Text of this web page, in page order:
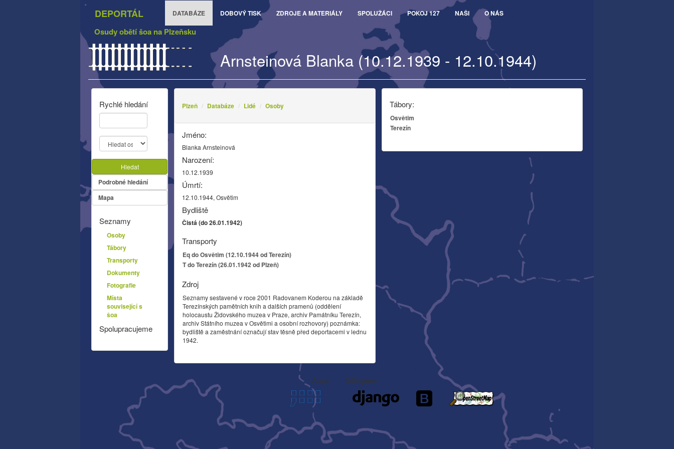
DEPORTÁL DATABÁZE DOBOVÝ TISK ZDROJE A MATERIÁLY SPOLUŽÁCI POKOJ 127 NAŠI O NÁS
Osudy obětí šoa na Plzeňsku
Arnsteinová Blanka (10.12.1939 - 12.10.1944)
Tábory:
Osvětim
Terezín
Plzeň Databáze Lidé Osoby
Jméno:
Blanka Arnsteinová
Narození:
10.12.1939
Úmrtí:
12.10.1944, Osvětim
Bydliště
Čistá (do 26.01.1942)
Transporty
Eq do Osvětim (12.10.1944 od Terezín)
T do Terezín (26.01.1942 od Plzeň)
Zdroj
Seznamy sestavené v roce 2001 Radovanem Koderou na základě
Terezínských pamětních knih a dalších pramenů (oddělení
holocaustu Židovského muzea v Praze, archiv Památníku Terezín,
archiv Státního muzea v Osvětimi a osobní rozhovory) poznámka:
bydliště a zaměstnání označují stav těsně před deportacemi v lednu
1942.
Rychlé hledání
Hledat
Podrobné hledání
Mapa
Seznamy
Osoby
Tábory
Transporty
Dokumenty
Fotografie
Místa
související s
šoa
Spolupracujeme
Autor Děkujeme